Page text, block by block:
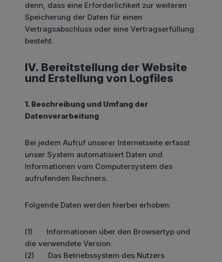
denn, dass eine Erforderlichkeit zur weiteren
Speicherung der Daten für einen
Vertragsabschluss oder eine Vertragserfüllung
besteht.
IV. Bereitstellung der Website
und Erstellung von Logfiles
1. Beschreibung und Umfang der
Datenverarbeitung
Bei jedem Aufruf unserer Internetseite erfasst
unser System automatisiert Daten und
Informationen vom Computersystem des
aufrufenden Rechners.
Folgende Daten werden hierbei erhoben:
(1) Informationen über den Browsertyp und
die verwendete Version
(2) Das Betriebssystem des Nutzers